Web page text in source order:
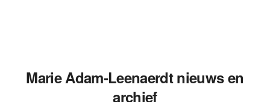
Marie Adam-Leenaerdt nieuws en
archief